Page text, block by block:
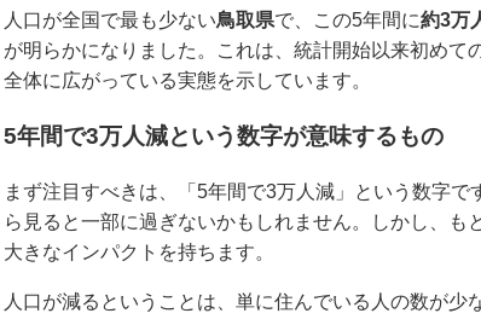
人口が全国で最も少ない鳥取県で、この5年間に約3万
が明らかになりました。これは、統計開始以来初め
全体に広がっている実態を示しています。
5年間で3万人減という数字が意味するもの
まず注目すべきは、「5年間で3万人減」という数字
ら見ると一部に過ぎないかもしれません。しかし、
大きなインパクトを持ちます。
人口が減るということは、単に住んでいる人の数が少